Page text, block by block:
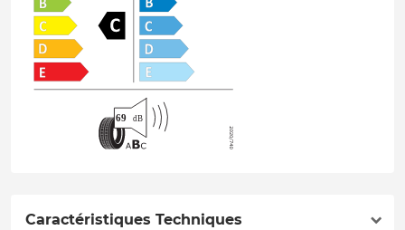
Caractéristiques Techniques